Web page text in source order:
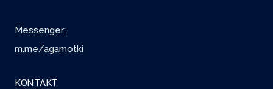
Messenger:
m.me/agamotki
KONTAKT